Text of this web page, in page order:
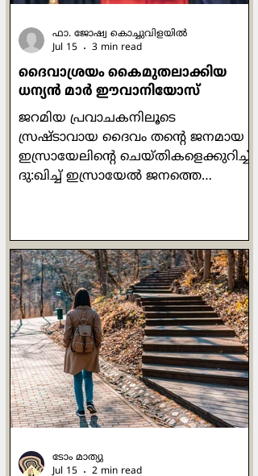
ദൈവാശ്രയം കൈമുതലാക്കിയ
ധന്യന്‍ മാര്‍ ഈവാനിയോസ്
ജറമിയ പ്രവാചകനിലൂടെ
സ്രഷ്ടാവായ ദൈവം തന്‍റെ ജനമായ
ഇസ്രായേലിന്‍റെ ചെയ്തികളെക്കുറിച്ച്
ദു:ഖിച്ച് ഇസ്രായേല്‍ ജനത്തെ
ഭവനവും എന്നോട്
ചേര്‍ന്നിരിക്കണമെന്ന് ഞാന്‍
ആഗ്രഹിച്ചു. ഇത് അവര്‍ എന്‍റെ
ജനവും കീര്‍ത്തിയും അഭിമാനവും
മഹത്വവുമായി
നിലകൊള്ളേണ്ടതിനായിരുന്നു.' (ജറമി
13:11). സാന്‍ ദാമിയാനോയിലെ ഒരു
ചെറിയ കപ്പേളയില്‍
പ്രാര്‍ത്ഥനാപൂര്‍വം നിലകൊണ്ട
അസ്സീസിയിലെ ഫ്രാന്‍സിസിനോട് ആ
ക്രൂശിതരൂപം ഇപ്ര
ഫാ. ജോഷ്വ കൊച്ചുവിളയില്‍
Jul 15
3 min read
ടോം മാത്യു
Jul 15
2 min read